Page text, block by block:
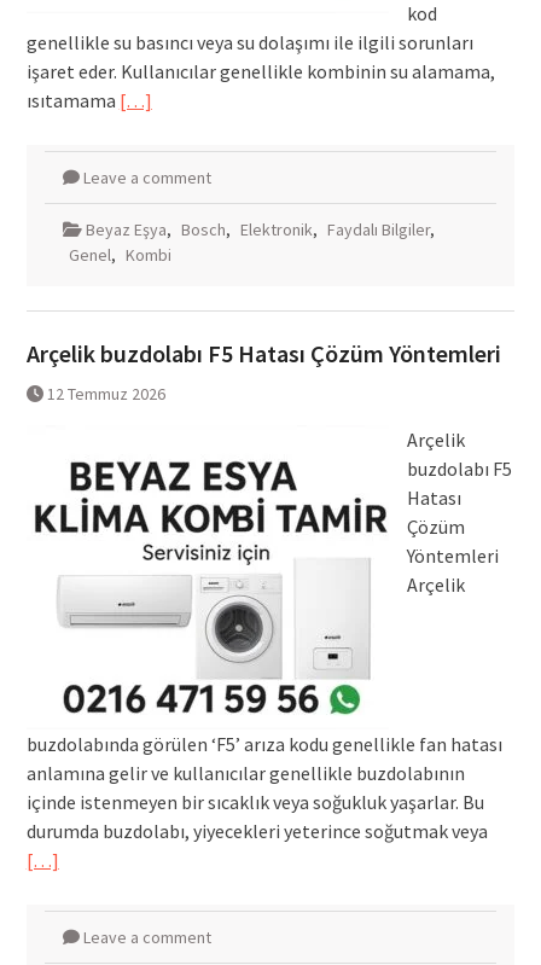
kod
genellikle su basıncı veya su dolaşımı ile ilgili sorunları
işaret eder. Kullanıcılar genellikle kombinin su alamama,
ısıtamama […]
Leave a comment
Beyaz Eşya, Bosch, Elektronik, Faydalı Bilgiler,
Genel, Kombi
Arçelik buzdolabı F5 Hatası Çözüm Yöntemleri
12 Temmuz 2026
Arçelik
buzdolabı F5
Hatası
Çözüm
Yöntemleri
Arçelik
buzdolabında görülen ‘F5’ arıza kodu genellikle fan hatası
anlamına gelir ve kullanıcılar genellikle buzdolabının
içinde istenmeyen bir sıcaklık veya soğukluk yaşarlar. Bu
durumda buzdolabı, yiyecekleri yeterince soğutmak veya
[…]
Leave a comment